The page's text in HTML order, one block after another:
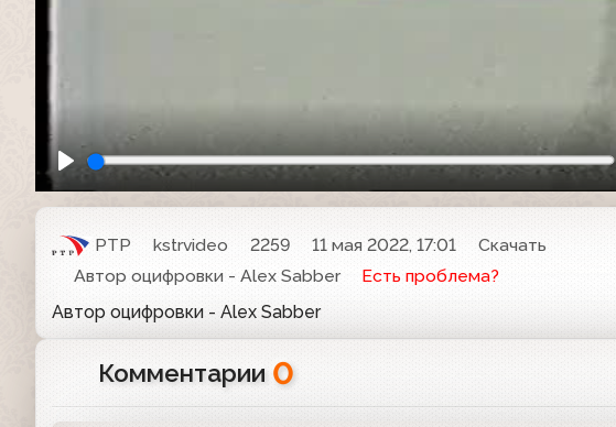
РТР kstrvideo 2259 11 мая 2022, 17:01
Скачать
Автор оцифровки - Alex Sabber
Есть проблема?
Автор оцифровки - Alex Sabber
Комментарии 0